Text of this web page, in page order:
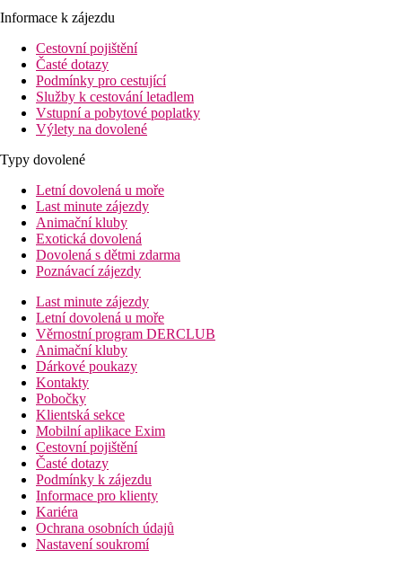
Informace k zájezdu
Cestovní pojištění
Časté dotazy
Podmínky pro cestující
Služby k cestování letadlem
Vstupní a pobytové poplatky
Výlety na dovolené
Typy dovolené
Letní dovolená u moře
Last minute zájezdy
Animační kluby
Exotická dovolená
Dovolená s dětmi zdarma
Poznávací zájezdy
Last minute zájezdy
Letní dovolená u moře
Věrnostní program DERCLUB
Animační kluby
Dárkové poukazy
Kontakty
Pobočky
Klientská sekce
Mobilní aplikace Exim
Cestovní pojištění
Časté dotazy
Podmínky k zájezdu
Informace pro klienty
Kariéra
Ochrana osobních údajů
Nastavení soukromí